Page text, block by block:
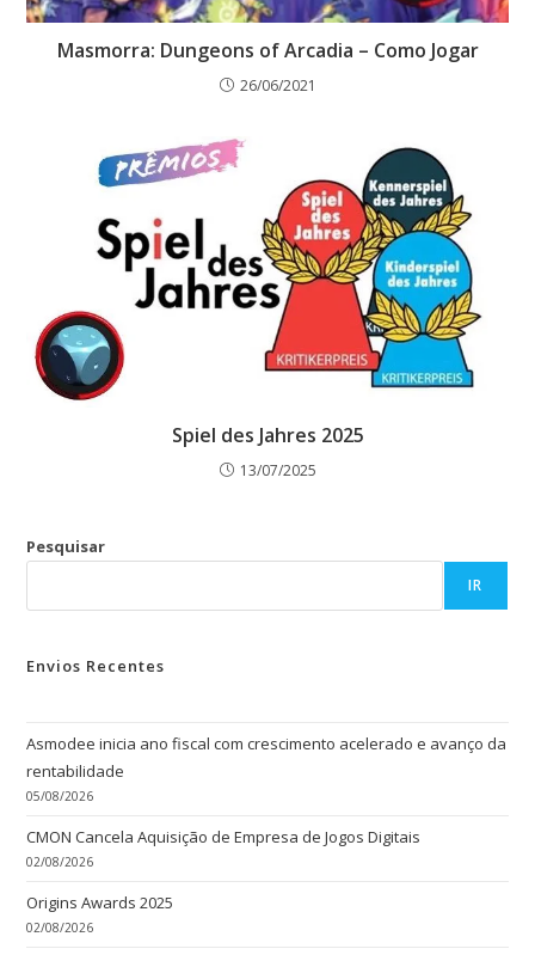
Masmorra: Dungeons of Arcadia – Como Jogar
26/06/2021
Spiel des Jahres 2025
13/07/2025
Pesquisar
IR
Envios Recentes
Asmodee inicia ano fiscal com crescimento acelerado e avanço da
rentabilidade
05/08/2026
CMON Cancela Aquisição de Empresa de Jogos Digitais
02/08/2026
Origins Awards 2025
02/08/2026